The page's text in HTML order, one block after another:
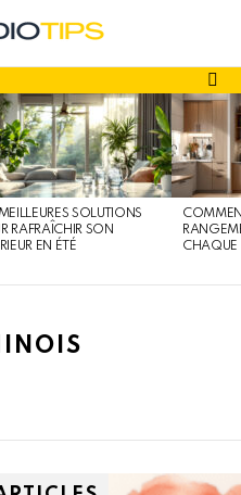
SOLUTIONS
RAFRAÎCHIR SON
EN ÉTÉ
CHAQUE